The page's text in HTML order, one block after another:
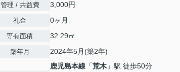
管理 / 共益費 3,000円
礼金 0ヶ月
専有面積 32.29㎡
築年月 2024年5月(築2年)
鹿児島本線 「荒木 」駅 徒歩50分